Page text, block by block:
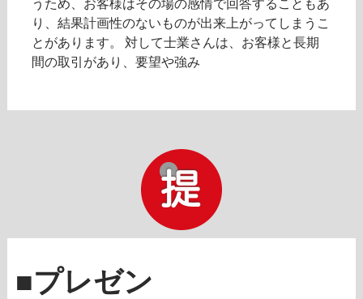
り、結果計画性のないものが出来上がってしまうこ
とがあります。 対して士業さんは、お客様と長期
間の取引があり、要望や強み
■プレゼン